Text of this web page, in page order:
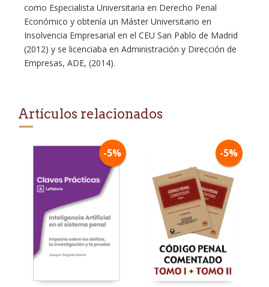
como Especialista Universitaria en Derecho Penal
Económico y obtenía un Máster Universitario en
Insolvencia Empresarial en el CEU San Pablo de Madrid
(2012) y se licenciaba en Administración y Dirección de
Empresas, ADE, (2014).
Artículos relacionados
-5% -5%